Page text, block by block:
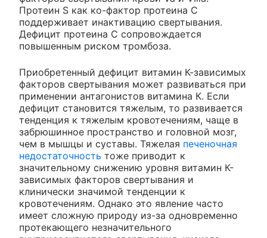
Протеин S как ко-фактор протеина С
поддерживает инактивацию свертывания.
Дефицит протеина С сопровождается
повышенным риском тромбоза.
Приобретенный дефицит витамин К-зависимых
факторов свертывания может развиваться при
применении антагонистов витамина К. Если
дефицит становится тяжелым, то развивается
тенденция к тяжелым кровотечениям, чаще в
забрюшинное пространство и головной мозг,
чем в мышцы и суставы. Тяжелая печеночная
недостаточность тоже приводит к
значительному снижению уровня витамин К-
зависимых факторов свертывания и
клинически значимой тенденции к
кровотечениям. Однако это явление часто
имеет сложную природу из-за одновременно
протекающего незначительного